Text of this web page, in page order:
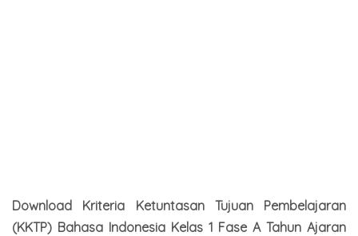
Download Kriteria Ketuntasan Tujuan Pembelajaran
(KKTP) Bahasa Indonesia Kelas 1 Fase A Tahun Ajaran